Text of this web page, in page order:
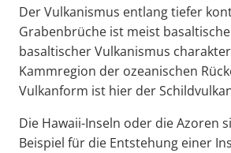
Der Vulkanismus entlang tiefer
Grabenbrüche ist meist
basaltischer Vulkanismus
Kammregion der ozeanischen
Vulkanform ist hier der
Die Hawaii-Inseln oder die Azoren
Beispiel für die Entstehung einer